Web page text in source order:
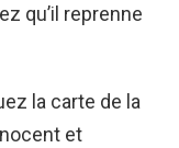
qu’il reprenne
la carte de la
et